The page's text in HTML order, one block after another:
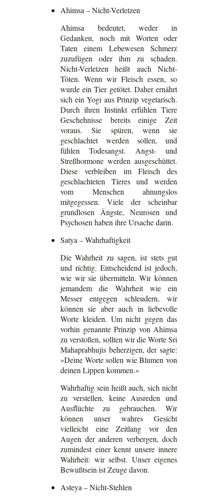
Ahimsa – Nicht-Verletzen
Ahimsa bedeutet, weder in
Gedanken, noch mit Worten oder
Taten einem Lebewesen Schmerz
zuzufügen oder ihm zu schaden.
Nicht-Verletzen heißt auch Nicht-
Töten. Wenn wir Fleisch essen, so
wurde ein Tier getötet. Daher ernährt
sich ein Yogi aus Prinzip vegetarisch.
Durch ihren Instinkt erfühlen Tiere
Geschehnisse bereits einige Zeit
voraus. Sie spüren, wenn sie
geschlachtet werden sollen, und
fühlen Todesangst. Angst- und
Streßhormone werden ausgeschüttet.
Diese verbleiben im Fleisch des
geschlachteten Tieres und werden
vom Menschen ahnungslos
mitgegessen. Viele der scheinbar
grundlosen Ängste, Neurosen und
Psychosen haben ihre Ursache darin.
Satya – Wahrhaftigkeit
Die Wahrheit zu sagen, ist stets gut
und richtig. Entscheidend ist jedoch,
wie wir sie übermitteln. Wir können
jemandem die Wahrheit wie ein
Messer entgegen schleudern, wir
können sie aber auch in liebevolle
Worte kleiden. Um nicht gegen das
vorhin genannte Prinzip von Ahimsa
zu verstoßen, sollten wir die Worte Sri
Mahaprabhujis beherzigen, der sagte:
»Deine Worte sollen wie Blumen von
deinen Lippen kommen.«
Wahrhaftig sein heißt auch, sich nicht
zu verstellen, keine Ausreden und
Ausflüchte zu gebrauchen. Wir
können unser wahres Gesicht
vielleicht eine Zeitlang vor den
Augen der anderen verbergen, doch
zumindest einer kennt unsere innere
Wahrheit: wir selbst. Unser eigenes
Bewußtsein ist Zeuge davon.
Asteya – Nicht-Stehlen